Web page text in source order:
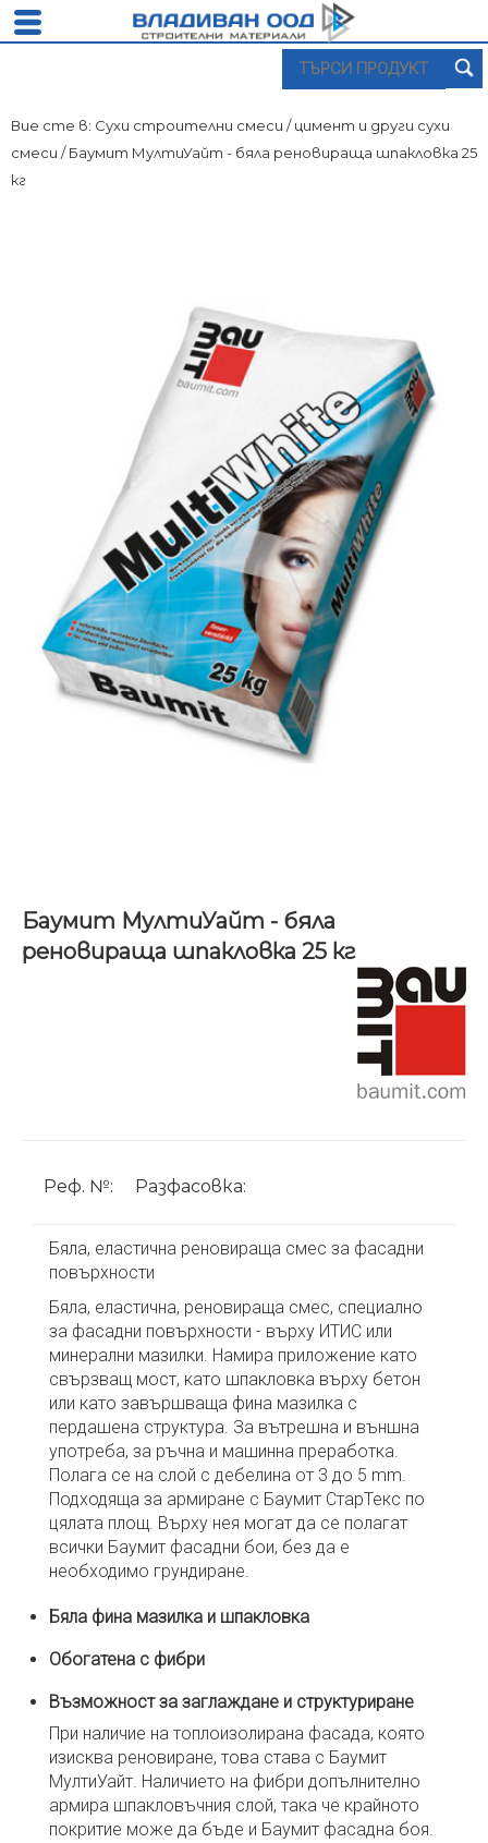
Вие сте в: Сухи строителни смеси /цимент и други сухи
смеси / Баумит МултиУайт - бяла реновираща шпакловка 25
кг
Баумит МултиУайт - бяла
реновираща шпакловка 25 кг
Реф. №: Разфасовка:
Бяла, еластична реновираща смес за фасадни
повърхности
Бяла, еластична, реновираща смес, специално
за фасадни повърхности - върху ИТИС или
минерални мазилки. Намира приложение като
свързващ мост, като шпакловка върху бетон
или като завършваща фина мазилка с
пердашена структура. За вътрешна и външна
употреба, за ръчна и машинна преработка.
Полага се на слой с дебелина от 3 до 5 mm.
Подходяща за армиране с Баумит СтарТекс по
цялата площ. Върху нея могат да се полагат
всички Баумит фасадни бои, без да е
необходимо грундиране.
Бяла фина мазилка и шпакловка
Обогатена с фибри
Възможност за заглаждане и структуриране
При наличие на топлоизолирана фасада, която
изисква реновиране, това става с Баумит
МултиУайт. Наличието на фибри допълнително
армира шпакловъчния слой, така че крайното
покритие може да бъде и Баумит фасадна боя.